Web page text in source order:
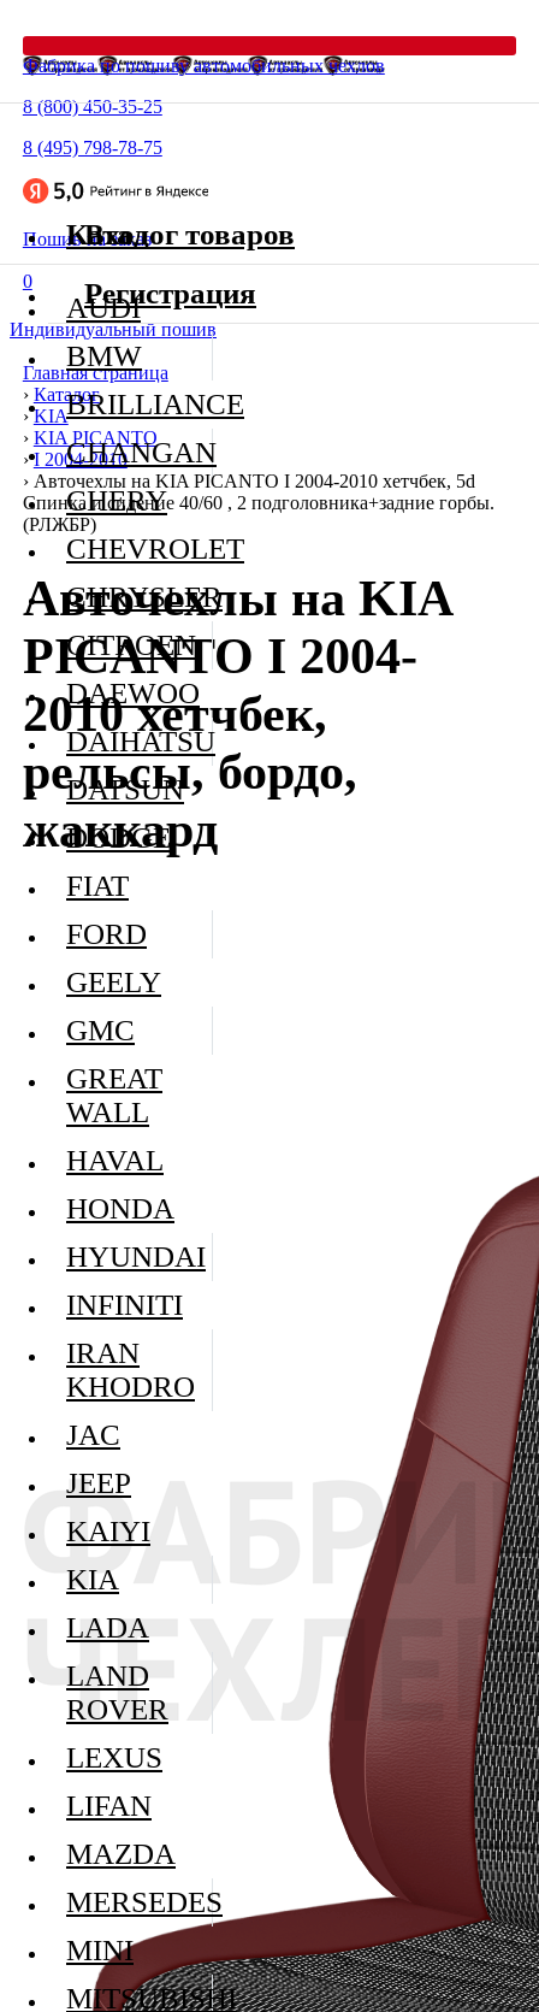
Фабрика по пошиву автомобильных чехлов
8 (800) 450-35-25
8 (495) 798-78-75
Пошив на заказ
0
Индивидуальный пошив
Главная страница
› Каталог
› KIA
› KIA PICANTO
› I 2004-2010
› Авточехлы на KIA PICANTO I 2004-2010 хетчбек, 5d
Спинка и сидение 40/60 , 2 подголовника+задние горбы.
(РЛЖБР)
Авточехлы на KIA
PICANTO I 2004-
2010 хетчбек,
рельсы, бордо,
жаккард
Каталог товаров
AUDI
BMW
BRILLIANCE
CHANGAN
CHERY
CHEVROLET
CHRYSLER
CITROEN
DAEWOO
DAIHATSU
DATSUN
DODGE
FIAT
FORD
GEELY
GMC
GREAT
WALL
HAVAL
HONDA
HYUNDAI
INFINITI
IRAN
KHODRO
JAC
JEEP
KAIYI
KIA
LADA
LAND
ROVER
LEXUS
LIFAN
MAZDA
MERSEDES
MINI
MITSUBISHI
Вход
Регистрация